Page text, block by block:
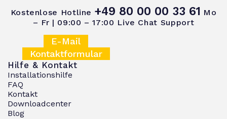
Kostenlose Hotline +49 80 00 00 33 61 Mo
– Fr | 09:00 – 17:00 Live Chat Support
E-Mail
Kontaktformular
Hilfe & Kontakt
Installationshilfe
FAQ
Kontakt
Downloadcenter
Blog